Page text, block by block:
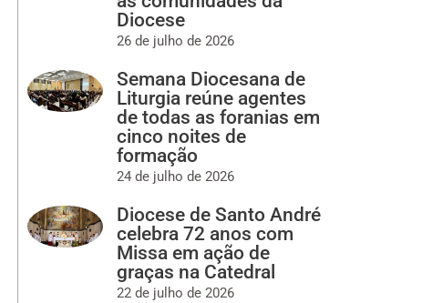
Diocese
26 de julho de 2026
Semana Diocesana de
Liturgia reúne agentes
de todas as foranias em
cinco noites de
formação
24 de julho de 2026
Diocese de Santo André
celebra 72 anos com
Missa em ação de
graças na Catedral
22 de julho de 2026